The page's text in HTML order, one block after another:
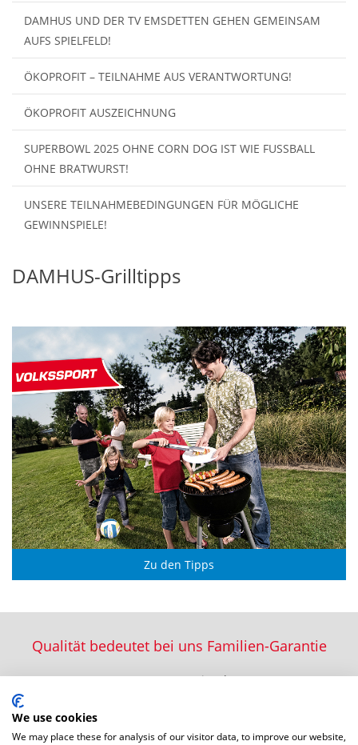
DAMHUS UND DER TV EMSDETTEN GEHEN GEMEINSAM
AUFS SPIELFELD!
ÖKOPROFIT – TEILNAHME AUS VERANTWORTUNG!
ÖKOPROFIT AUSZEICHNUNG
SUPERBOWL 2025 OHNE CORN DOG IST WIE FUSSBALL O
HNE BRATWURST!
UNSERE TEILNAHMEBEDINGUNGEN FÜR MÖGLICHE
GEWINNSPIELE!
DAMHUS-Grilltipps
Zu den Tipps
Qualität bedeutet bei uns Familien-Garantie
Unsere Gütesiegel:
We use cookies
We may place these for analysis of our visitor data, to improve our website,